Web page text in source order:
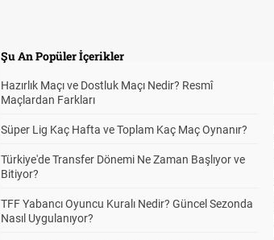
Şu An Popüler İçerikler
Hazırlık Maçı ve Dostluk Maçı Nedir? Resmî
Maçlardan Farkları
Süper Lig Kaç Hafta ve Toplam Kaç Maç Oynanır?
Türkiye'de Transfer Dönemi Ne Zaman Başlıyor ve
Bitiyor?
TFF Yabancı Oyuncu Kuralı Nedir? Güncel Sezonda
Nasıl Uygulanıyor?